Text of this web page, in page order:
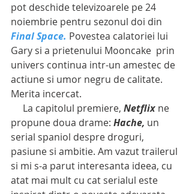
pot deschide televizoarele pe 24
noiembrie pentru sezonul doi din
Final Space. Povestea calatoriei lui
Gary si a prietenului Mooncake  prin
univers continua intr-un amestec de
actiune si umor negru de calitate.
Merita incercat.
     La capitolul premiere,
Netflix ne
propune doua drame: Hache, un
serial spaniol despre droguri,
pasiune si ambitie. Am vazut trailerul
si mi s-a parut interesanta ideea, cu
atat mai mult cu cat serialul este